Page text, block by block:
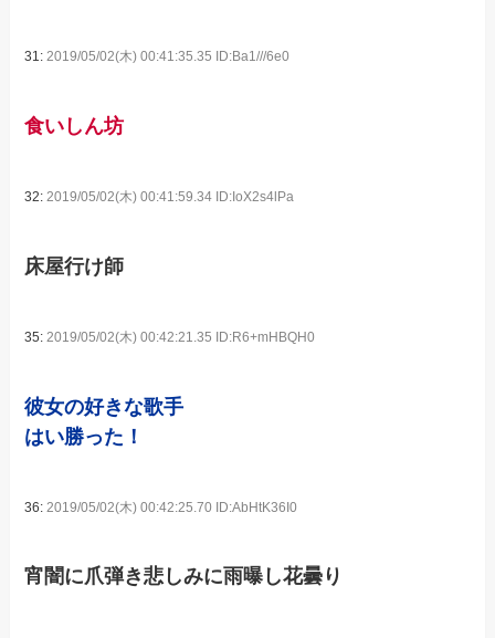
31:2019/05/02(木) 00:41:35.35 ID:Ba1///6e0
食いしん坊
32:2019/05/02(木) 00:41:59.34 ID:IoX2s4lPa
床屋行け師
35: 2019/05/02(木) 00:42:21.35 ID:R6+mHBQH0
彼女の好きな歌手
はい勝った！
36: 2019/05/02(木) 00:42:25.70 ID:AbHtK36I0
宵闇に爪弾き悲しみに雨曝し花曇り